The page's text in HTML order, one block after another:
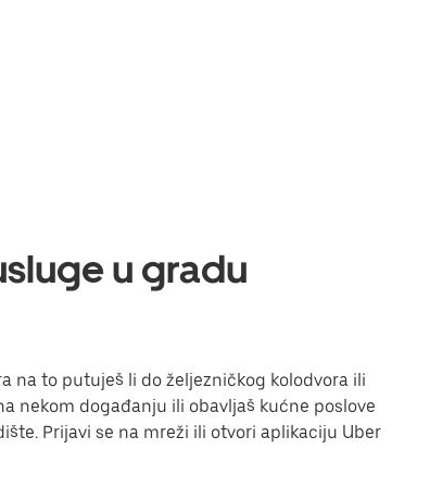
u gradu
na to putuješ li do željezničkog kolodvora ili
nekom događanju ili obavljaš kućne poslove
Prijavi se na mreži ili otvori aplikaciju Uber